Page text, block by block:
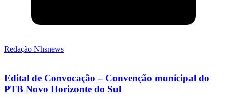
Redação Nhsnews
Edital de Convocação – Convenção municipal do
PTB Novo Horizonte do Sul